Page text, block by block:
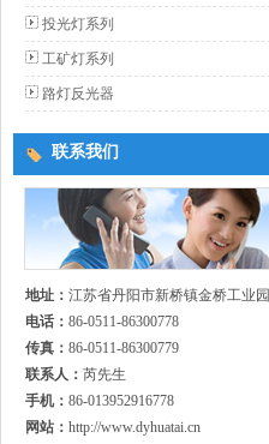
投光灯系列
工矿灯系列
路灯反光器
联系我们
地址： 江苏省丹阳市新桥镇金桥工业园
电话： 86-0511-86300778
传真： 86-0511-86300779
联系人： 芮先生
手机： 86-013952916778
网站： http://www.dyhuatai.cn